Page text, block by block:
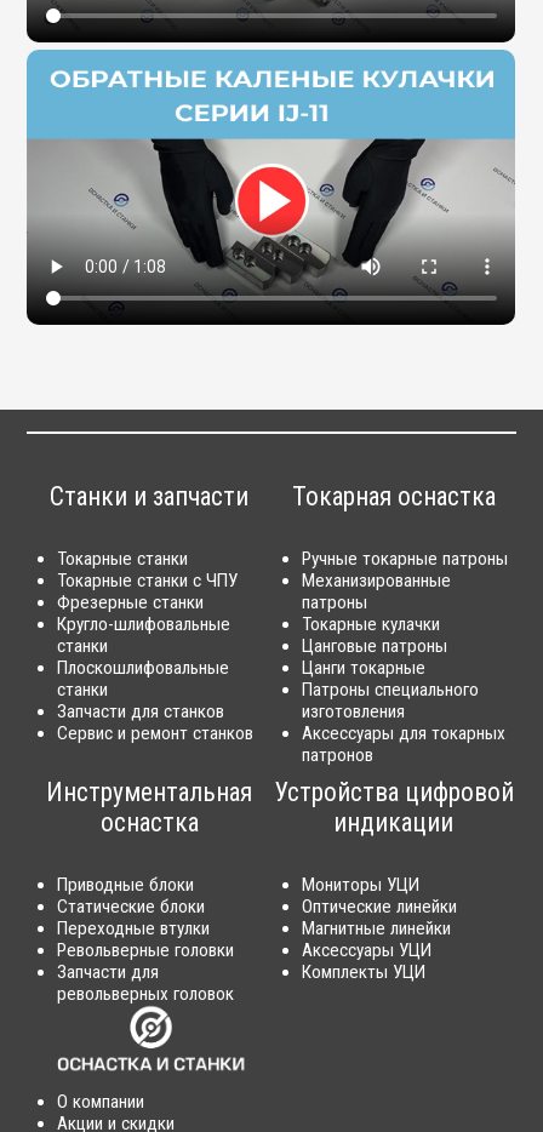
Станки и запчасти
Токарные станки
Токарные станки с ЧПУ
Фрезерные станки
Кругло-шлифовальные
станки
Плоскошлифовальные
станки
Запчасти для станков
Сервис и ремонт станков
Токарная оснастка
Ручные токарные патроны
Механизированные
патроны
Токарные кулачки
Цанговые патроны
Цанги токарные
Патроны специального
изготовления
Аксессуары для токарных
патронов
Инструментальная
оснастка
Приводные блоки
Статические блоки
Переходные втулки
Револьверные головки
Запчасти для
револьверных головок
Устройства цифровой
индикации
Мониторы УЦИ
Оптические линейки
Магнитные линейки
Аксессуары УЦИ
Комплекты УЦИ
О компании
Акции и скидки